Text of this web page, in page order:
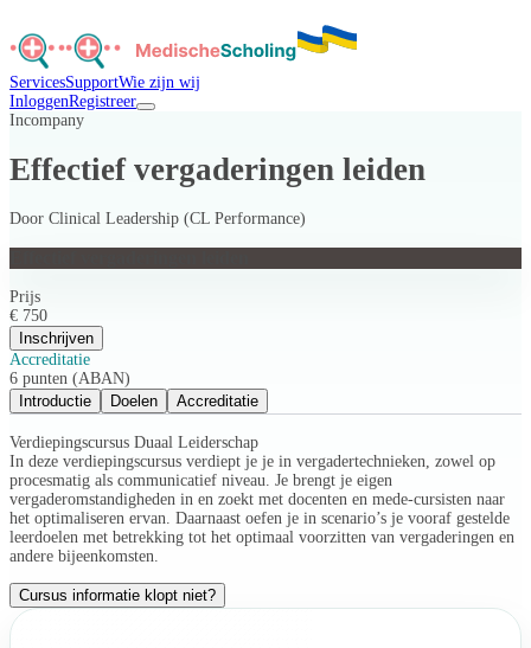
ServicesSupportWie zijn wij
InloggenRegistreer
Incompany
Effectief vergaderingen leiden
Door Clinical Leadership (CL Performance)
Prijs
€ 750
Inschrijven
Accreditatie
6 punten (ABAN)
Introductie
Doelen Accreditatie
Verdiepingscursus Duaal Leiderschap
In deze verdiepingscursus verdiept je je in vergadertechnieken, zowel op
procesmatig als communicatief niveau. Je brengt je eigen
vergaderomstandigheden in en zoekt met docenten en mede-cursisten naar
het optimaliseren ervan. Daarnaast oefen je in scenario’s je vooraf gestelde
leerdoelen met betrekking tot het optimaal voorzitten van vergaderingen en
andere bijeenkomsten.
Cursus informatie klopt niet?